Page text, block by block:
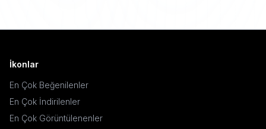
İkonlar
En Çok Beğenilenler
En Çok İndirilenler
En Çok Görüntülenenler